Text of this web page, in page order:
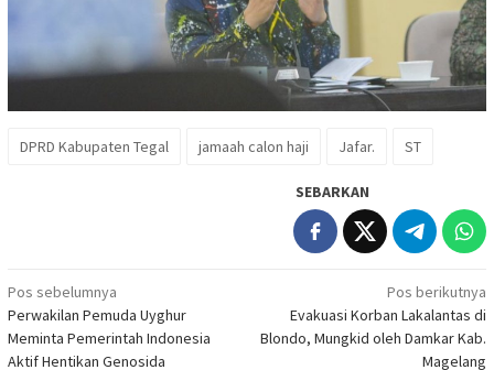
DPRD Kаbuраtеn Tegal jamaah calon hаjі Jаfаr. ST
SEBARKAN
Navigasi
pos
Pos sebelumnya
Perwakilan Pemuda Uyghur
Meminta Pemerintah Indonesia
Aktif Hentikan Genosida
Pos berikutnya
Evakuasi Korban Lakalantas di
Blondo, Mungkid oleh Damkar Kab.
Magelang